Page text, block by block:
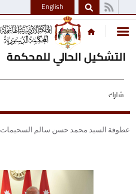
English
التشكيل الحالي للمحكمة
شارك
عطوفة السيد محمد حسن سالم السحيمات